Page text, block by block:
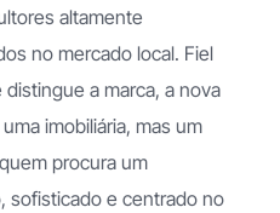
altamente
no mercado local. Fiel
a marca, a nova
imobiliária, mas um
procura um
sofisticado e centrado no